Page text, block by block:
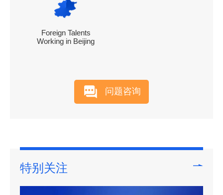
Foreign Talents
Working in Beijing
问题咨询
特别关注